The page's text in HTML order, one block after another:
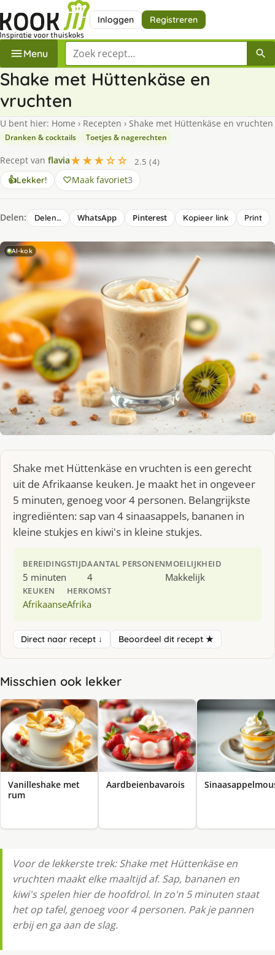
Inloggen Registreren
Menu Zoek een recept
Shake met Hüttenkäse en
vruchten
U bent hier: Home › Recepten › Shake met Hüttenkäse en vruchten
Dranken & cocktails Toetjes & nagerechten
Recept van flavia★★★☆☆
2.5 (4)
👍Lekker! Maak favoriet3
Delen: Delen… WhatsApp Pinterest Kopieer link Print
AI-kok
Shake met Hüttenkäse en vruchten is een gerecht
uit de Afrikaanse keuken. Je maakt het in ongeveer
5 minuten, genoeg voor 4 personen. Belangrijkste
ingrediënten: sap van 4 sinaasappels, bananen in
kleine stukjes en kiwi's in kleine stukjes.
BEREIDINGSTIJD
5 minuten
AANTAL PERSONEN
4
MOEILIJKHEID
Makkelijk
KEUKEN
Afrikaanse
HERKOMST
Afrika
Direct naar recept ↓ Beoordeel dit recept ★
Misschien ook lekker
Vanilleshake met
rum
Aardbeienbavarois
Voor de lekkerste trek: Shake met Hüttenkäse en
vruchten maakt elke maaltijd af. Sap, bananen en
kiwi's spelen hier de hoofdrol. In zo'n 5 minuten staat
het op tafel, genoeg voor 4 personen. Pak je pannen
erbij en ga aan de slag.